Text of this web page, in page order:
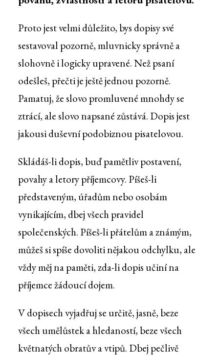
Proto jest velmi důležito, bys dopisy své
sestavoval pozorně, mluvnicky správně a
slohovně i logicky upravené. Než psaní
odešleš, přečti je ještě jednou pozorně.
Pamatuj, že slovo promluvené mnohdy se
ztrácí, ale slovo napsané zůstává. Dopis jest
jakousi duševní podobiznou pisatelovou.
Skládáš-li dopis, buď pamětliv postavení,
povahy a letory příjemcovy. Píšeš-li
představeným, úřadům nebo osobám
vynikajícím, dbej všech pravidel
společenských. Píšeš-li přátelům a známým,
můžeš si spíše dovoliti nějakou odchylku, ale
vždy měj na paměti, zda-li dopis učiní na
příjemce žádoucí dojem.
V dopisech vyjadřuj se určitě, jasně, beze
všech umělůstek a hledaností, beze všech
květnatých obratův a vtipů. Dbej pečlivě